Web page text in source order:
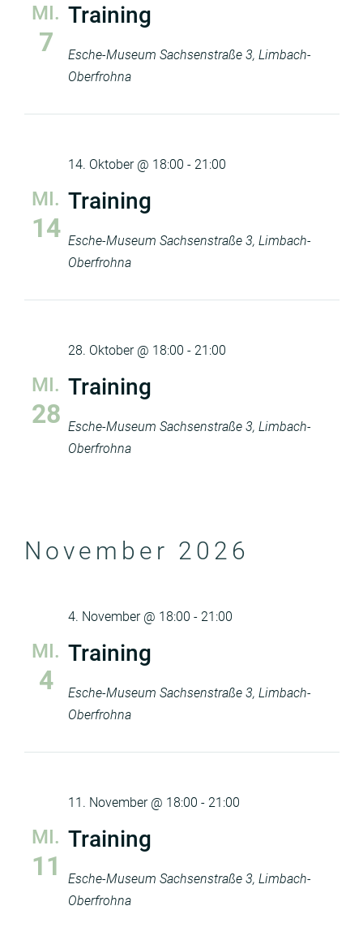
MI.
7
Training
Esche-Museum Sachsenstraße 3, Limbach-
Oberfrohna
MI.
14
Training
14. Oktober @ 18:00 - 21:00
Esche-Museum Sachsenstraße 3, Limbach-
Oberfrohna
MI.
28
Training
28. Oktober @ 18:00 - 21:00
Esche-Museum Sachsenstraße 3, Limbach-
Oberfrohna
November 2026
MI.
4
Training
4. November @ 18:00 - 21:00
Esche-Museum Sachsenstraße 3, Limbach-
Oberfrohna
MI.
11
Training
11. November @ 18:00 - 21:00
Esche-Museum Sachsenstraße 3, Limbach-
Oberfrohna